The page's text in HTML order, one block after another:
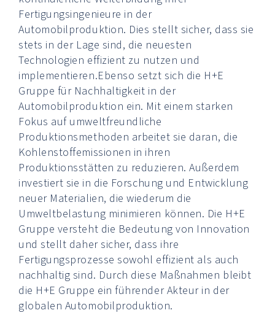
Fertigungsingenieure in der
Automobilproduktion. Dies stellt sicher, dass sie
stets in der Lage sind, die neuesten
Technologien effizient zu nutzen und
implementieren.Ebenso setzt sich die H+E
Gruppe für Nachhaltigkeit in der
Automobilproduktion ein. Mit einem starken
Fokus auf umweltfreundliche
Produktionsmethoden arbeitet sie daran, die
Kohlenstoffemissionen in ihren
Produktionsstätten zu reduzieren. Außerdem
investiert sie in die Forschung und Entwicklung
neuer Materialien, die wiederum die
Umweltbelastung minimieren können. Die H+E
Gruppe versteht die Bedeutung von Innovation
und stellt daher sicher, dass ihre
Fertigungsprozesse sowohl effizient als auch
nachhaltig sind. Durch diese Maßnahmen bleibt
die H+E Gruppe ein führender Akteur in der
globalen Automobilproduktion.